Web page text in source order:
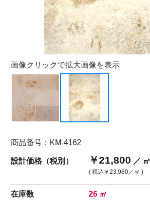
画像クリックで拡大画像を表示
商品番号：KM-4162
設計価格（税別） ￥21,800 ／ ㎡
( 税込 ￥23,980／㎡ )
在庫数 26 ㎡